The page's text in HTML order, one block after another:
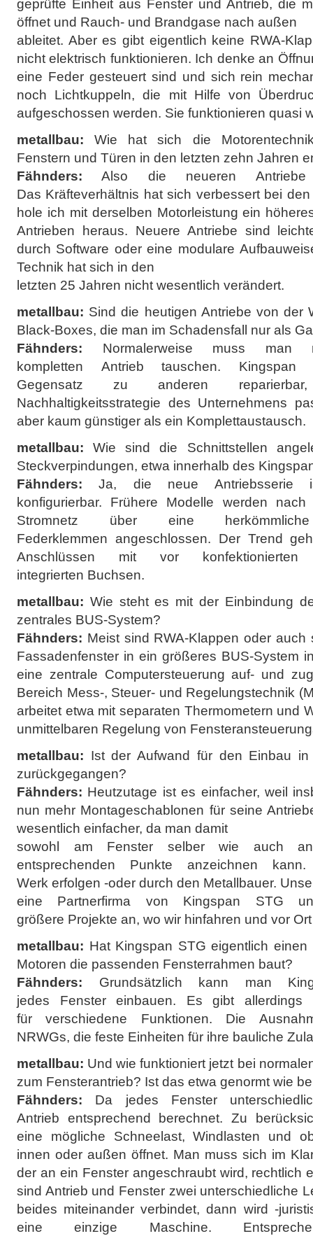
geprüfte Einheit aus Fenster und Antrieb, die
öffnet und Rauch- und Brandgase nach außen
ableitet. Aber es gibt eigentlich keine RWA-
nicht elektrisch funktionieren. Ich denke an
eine Feder gesteuert sind und sich rein
noch Lichtkuppeln, die mit Hilfe von
aufgeschossen werden. Sie funktionieren quasi
metallbau:Wie hat sich die
Fenstern und Türen in den letzten zehn Jahren
Fähnders: Also die neueren
Das Kräfteverhältnis hat sich verbessert bei
hole ich mit derselben Motorleistung ein
Antrieben heraus. Neuere Antriebe sind
durch Software oder eine modulare
Technik hat sich in den
letzten 25 Jahren nicht wesentlich verändert.
metallbau: Sind die heutigen Antriebe von der
Black-Boxes, die man im Schadensfall nur als
Fähnders: Normalerweise muss man
kompletten Antrieb tauschen.
Gegensatz zu anderen
Nachhaltigkeitsstrategie des Unternehmens
aber kaum günstiger als ein Komplettaustausch.
metallbau: Wie sind die Schnittstellen
Steckverpindungen, etwa innerhalb des
Fähnders: Ja, die neue
konfigurierbar. Frühere Modelle werden
Stromnetz über eine
Federklemmen angeschlossen. Der Trend
Anschlüssen mit vor
integrierten Buchsen.
metallbau: Wie steht es mit der Einbindung
zentrales BUS-System?
Fähnders: Meist sind RWA-Klappen oder
Fassadenfenster in ein größeres BUS-System
eine zentrale Computersteuerung auf- und
Bereich Mess-, Steuer- und Regelungstechnik
arbeitet etwa mit separaten Thermometern und
unmittelbaren Regelung von
metallbau: Ist der Aufwand für den Einbau
zurückgegangen?
Fähnders: Heutzutage ist es einfacher, weil
nun mehr Montageschablonen für seine
wesentlich einfacher, da man damit
sowohl am Fenster selber wie auch
entsprechenden Punkte anzeichnen
Werk erfolgen -oder durch den Metallbauer.
eine Partnerfirma von Kingspan STG
größere Projekte an, wo wir hinfahren und vor
metallbau: Hat Kingspan STG eigentlich
Motoren die passenden Fensterrahmen baut?
Fähnders: Grundsätzlich kann man
jedes Fenster einbauen. Es gibt allerdings
für verschiedene Funktionen. Die
NRWGs, die feste Einheiten für ihre bauliche
metallbau: Und wie funktioniert jetzt bei
zum Fensterantrieb? Ist das etwa genormt wie
Fähnders: Da jedes Fenster
Antrieb entsprechend berechnet. Zu
eine mögliche Schneelast, Windlasten und
innen oder außen öffnet. Man muss sich im
der an ein Fenster angeschraubt wird, rechtlich
sind Antrieb und Fenster zwei unterschiedliche
beides miteinander verbindet, dann wird -
eine einzige Maschine.